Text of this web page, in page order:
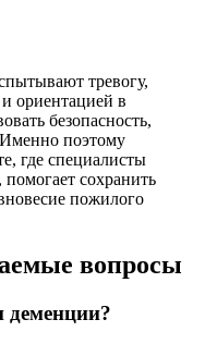
тревогу,
ориентацией в
безопасность,
поэтому
где специалисты
сохранить
пожилого
вопросы
деменции?